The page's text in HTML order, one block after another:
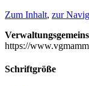
Zum Inhalt, zur
https://
Schriftgröße